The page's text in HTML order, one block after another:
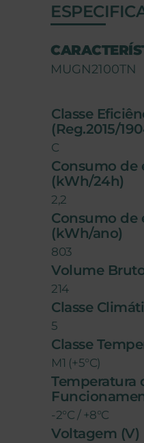
MUGN2100TN
Classe
(Reg.2015/
C
Consumo de
(kWh/24h)
2,2
Consumo de
(kWh/ano)
803
Volume
214
Classe
5
Classe
M1 (+5°C)
Temperatura
-2°C / +8°C
Voltagem (V)